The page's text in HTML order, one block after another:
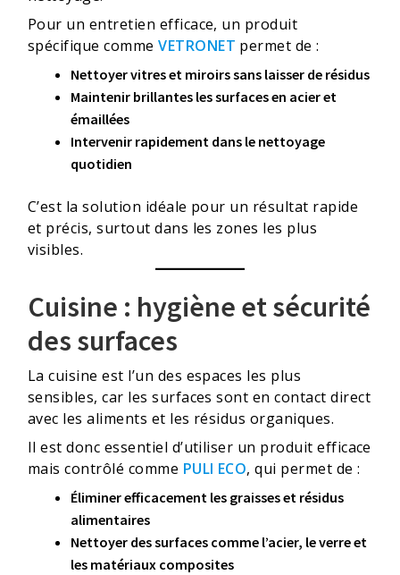
Pour un entretien efficace, un produit
spécifique commeVETRONET permet de :
Nettoyer vitres et miroirs sans laisser de résidus
Maintenir brillantes les surfaces en acier et
émaillées
Intervenir rapidement dans le nettoyage
quotidien
C’est la solution idéale pour un résultat rapide
et précis, surtout dans les zones les plus
visibles.
Cuisine : hygiène et sécurité
des surfaces
La cuisine est l’un des espaces les plus
sensibles, car les surfaces sont en contact direct
avec les aliments et les résidus organiques.
Il est donc essentiel d’utiliser un produit efficace
mais contrôlé comme PULI ECO, qui permet de :
Éliminer efficacement les graisses et résidus
alimentaires
Nettoyer des surfaces comme l’acier, le verre et
les matériaux composites